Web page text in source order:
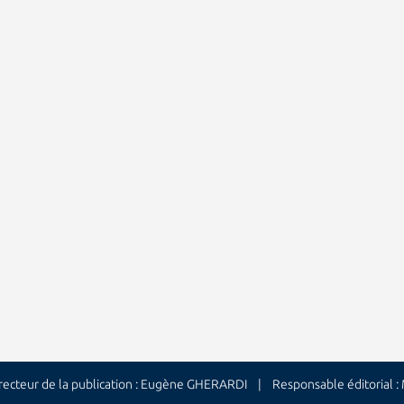
de la publication : Eugène GHERARDI | Responsable éditorial :